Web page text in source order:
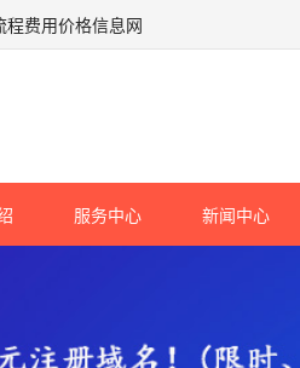
费用价格信息网
服务中心 新闻中心